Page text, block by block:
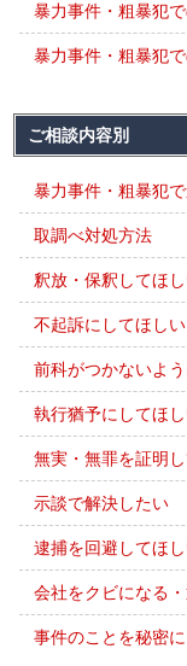
暴力事件・粗暴犯
暴力事件・粗暴犯
ご相談内容別
暴力事件・粗暴犯
取調べ対処方法
釈放・保釈してほ
不起訴にしてほしい
前科がつかないよ
執行猶予にしてほ
無実・無罪を証明
示談で解決したい
逮捕を回避してほ
会社をクビになる
事件のことを秘密